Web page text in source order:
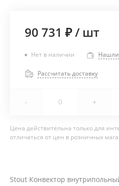
90 731 ₽/ шт
Нет в наличии
Рассчитать доставку
- +
Цена действительна только для
отличаться от цен в розничных
Stout Конвектор